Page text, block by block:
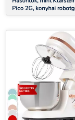
Pico 2G, konyhai
1300 W, 1,7 PS, 6